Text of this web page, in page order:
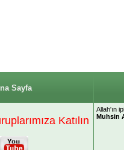
Sayfa
Katılın
Allah'ın
Muhsin